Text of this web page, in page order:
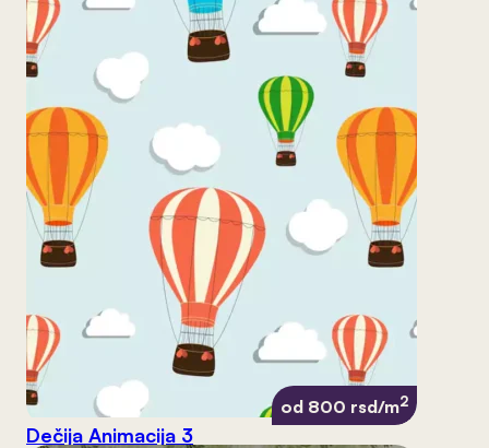
od 800 rsd/m2
Dečija Animacija 3